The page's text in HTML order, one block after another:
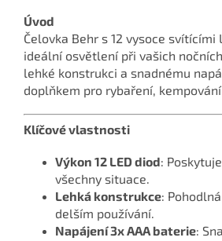
Úvod
Čelovka Behr s 12 vysoce svítícími
ideální osvětlení při vašich
lehké konstrukci a snadnému
doplňkem pro rybaření,
Klíčové vlastnosti
Výkon 12 LED diod:
všechny situace.
Lehká konstrukce:
delším používání.
Napájení 3x AAA baterie: